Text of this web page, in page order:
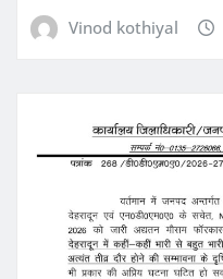
Vinod kothiyal